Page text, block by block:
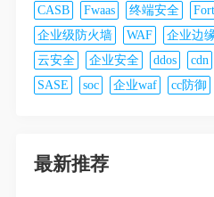
CASB Fwaas 终端安全
企业级防火墙
WAF 企业边
云安全
企业安全 ddos cdn
SASE
soc 企业waf cc防御
最新推荐